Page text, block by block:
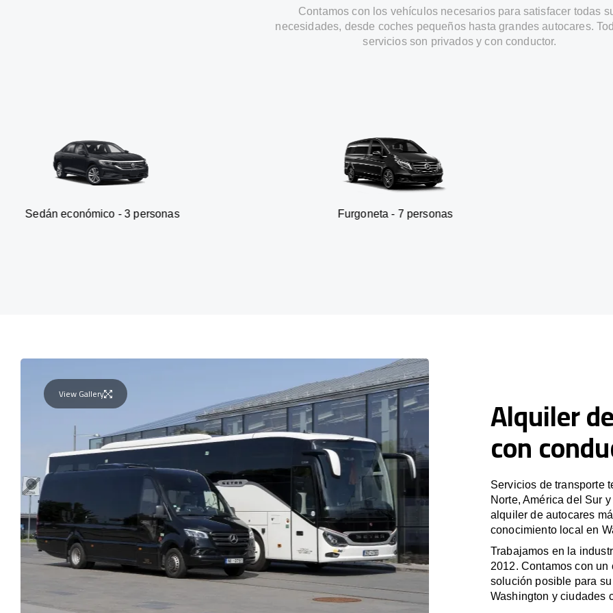
Contamos con los vehículos necesarios para satisfacer todas
necesidades, desde coches pequeños hasta grandes autocares.
servicios son privados y con conductor.
- 3 personas Furgoneta - 7 personas SUV -
View Gallery Alquiler
con
Servicios de transporte
Norte, América del Sur
alquiler de autocares
conocimiento local en
Trabajamos en la
2012. Contamos con
solución posible para
Washington y ciudades